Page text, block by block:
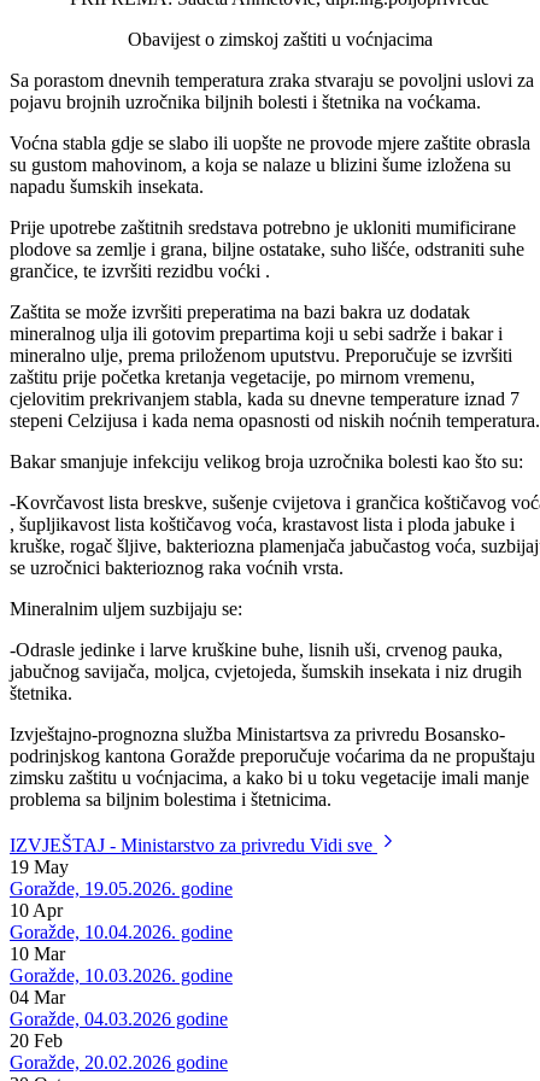
Odštampaj stranicu
Obavijest o zimskoj zaštiti u voćnjacima
Sa porastom dnevnih temperatura zraka stvaraju se povoljni uslovi za
pojavu brojnih uzročnika biljnih bolesti i štetnika na voćkama.
su gustom mahovinom, a koja se nalaze u blizini šume izložena su
napadu šumskih insekata.
plodove sa zemlje i grana, biljne ostatake, suho lišće, odstraniti suhe
grančice, te izvršiti rezidbu voćki .
Zaštita se može izvršiti preperatima na bazi bakra uz dodatak
mineralnog ulja ili gotovim prepartima koji u sebi sadrže i bakar i
mineralno ulje, prema priloženom uputstvu. Preporučuje se izvršiti
cjelovitim prekrivanjem stabla, kada su dnevne temperature iznad 7
Bakar smanjuje infekciju velikog broja uzročnika bolesti kao što su:
-Kovrčavost lista breskve, sušenje cvijetova i grančica koštičavog
kruške, rogač šljive, bakteriozna plamenjača jabučastog voća,
Mineralnim uljem suzbijaju se:
jabučnog savijača, moljca, cvjetojeda, šumskih insekata i niz drugih
štetnika.
Izvještajno-prognozna služba Ministartsva za privredu Bosansko-
zimsku zaštitu u voćnjacima, a kako bi u toku vegetacije imali manje
problema sa biljnim bolestima i štetnicima.
IZVJEŠTAJ - Ministarstvo za privredu
19 May
Goražde, 19.05.2026. godine
10Apr
Goražde, 10.04.2026. godine
10 Mar
Goražde, 10.03.2026. godine
04 Mar